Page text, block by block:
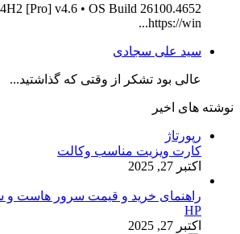
[Pro] v4.6 • OS Build 26100.4652
https://win...
سید علی سجادی
عالی بود تشکر از وقتی که گذاشتید...
نوشته های اخیر
رپورتاژ
کارت ویزیت مناسب وکالت
اکتبر 27, 2025
راهنمای خرید و قیمت سرور هاست و
HP
اکتبر 27, 2025